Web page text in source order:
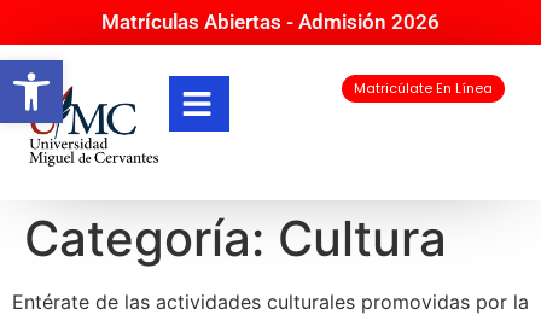
Abrir barra de herramientas
Matrículas Abiertas - Admisión 2026
Matricúlate En Línea
Categoría: Cultura
Entérate de las actividades culturales promovidas por la